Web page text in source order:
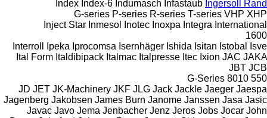
Index Index-6 Indumasch Infastaub Ingersoll Rand
G-series P-series R-series T-series VHP XHP
Inject Star Inmesol Inotec Inoxpa Integra International
1600
Interroll
Ipeka Iprocomsa Isernhäger Ishida Isitan Istobal
Isve
Ital Form Italdibipack Italmac Italpresse Itec Ixion JAC JAKA
JBT JCB
550
8010
G-Series
JD JET JK-Machinery JKF JLG Jack Jackle Jaeger Jaespa
Jagenberg Jakobsen James Burn Janome Janssen Jasa Jasic
Javac Javo Jema Jenbacher Jenz Jeros Jobs Jocar John